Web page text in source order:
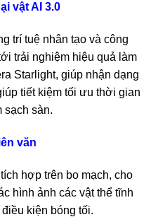
vật AI 3.0
trí tuệ nhân tạo và công
trải nghiệm hiệu quả làm
Starlight, giúp nhận dạng
tiết kiệm tối ưu thời gian
sạch sàn.
văn
hợp trên bo mạch, cho
hình ảnh các vật thể tĩnh
kiện bóng tối.